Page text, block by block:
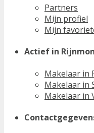
Partners
Mijn profiel
Mijn
Actief in
Makelaar in
Makelaar in
Makelaar in